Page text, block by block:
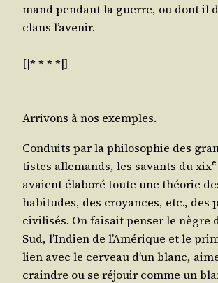
mand pen­dant la guerre, ou dont il
clans l’avenir.
[|* * * *|]
Arri­vons à nos exemples.
Conduits par la phi­lo­so­phie des
tistes alle­mands, les savants duxixe
avaient éla­bo­ré toute une théo­rie
habi­tudes, des croyances, etc., des
civi­li­sés. On fai­sait pen­ser le nègre
Sud, l’Indien de l’Amérique et le
lien avec le cer­veau d’un blanc,
craindre ou se réjouir comme un